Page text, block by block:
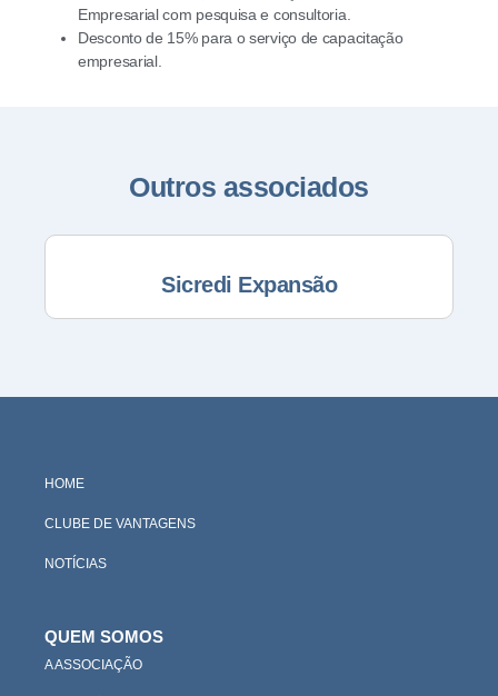
Empresarial com pesquisa e consultoria.
Desconto de 15% para o serviço de capacitação
empresarial.
Outros associados
Sicredi Expansão
HOME
CLUBE DE VANTAGENS
NOTÍCIAS
QUEM SOMOS
A ASSOCIAÇÃO